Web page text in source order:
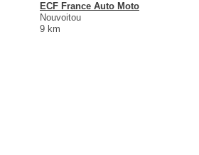
ECF France Auto Moto
Nouvoitou
9 km